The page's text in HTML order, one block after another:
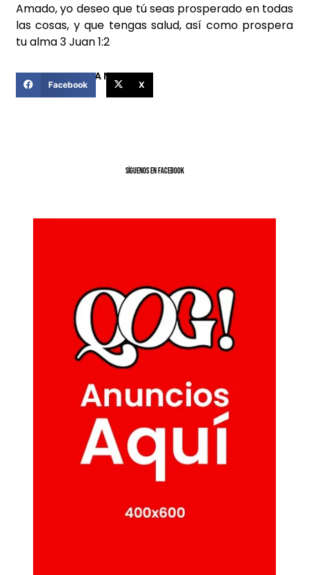
Amado, yo deseo que tú seas prosperado en todas
las cosas, y que tengas salud, así como prospera
tu alma 3 Juan 1:2
COMPARTIR ESTA NOTICIA
Facebook X
SíGUENOS EN FACEBOOK